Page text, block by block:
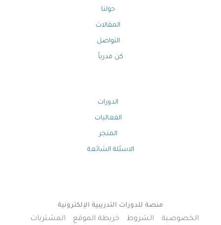
حولنا
المقالات
التواصل
كن مدرباً
الدورات
الفعاليات
المتجر
الاسئلة الشائعة
منصة للدورات التدريبية الإلكترونية
الخصوصية الشروط خريطة الموقع المشتريات